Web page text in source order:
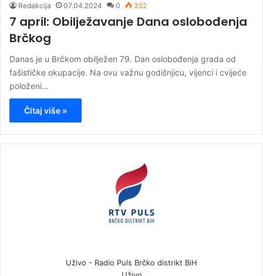
Redakcija 07.04.2024 0 352
7 april: Obilježavanje Dana oslobođenja
Brčkog
Danas je u Brčkom obilježen 79. Dan oslobođenja grada od
fašističke okupacije. Na ovu važnu godišnjicu, vijenci i cvijeće
položeni…
Čitaj više »
Uživo - Radio Puls Brčko distrikt BiH